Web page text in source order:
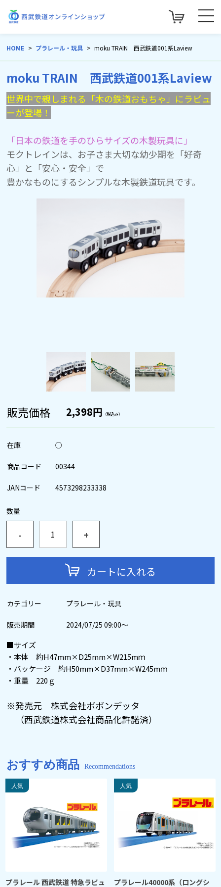
HOME プラレール・玩具 moku TRAIN 西武鉄道001系Laview
moku TRAIN 西武鉄道001系Laview
世界中で親しまれる「木の鉄道おもちゃ」にラビュ
ーが登場！
「日本の鉄道を手のひらサイズの木製玩具に」
モクトレインは、 お子さま大切な幼少期を「好奇
心」と「安心・安全」で
豊かなものにするシンプルな木製鉄道玩具です。
販売価格 2,398円 （税込み）
在庫 ○
商品コード 00344
JANコード 4573298233338
数量
- +
カートに入れる
カテゴリー プラレール・玩具
販売期間 2024/07/25 09:00～
■サイズ
・本体 約H47mm×D25mm×W215mｍ
・パッケージ 約H50mm×D37mm×W245mｍ
・重量 220ｇ
※発売元 株式会社ポポンデッタ
（西武鉄道株式会社商品化許諾済）
おすすめ商品 Recommendations
プラレール 西武鉄道 特急ラビュ プラレール40000系（ロングシ